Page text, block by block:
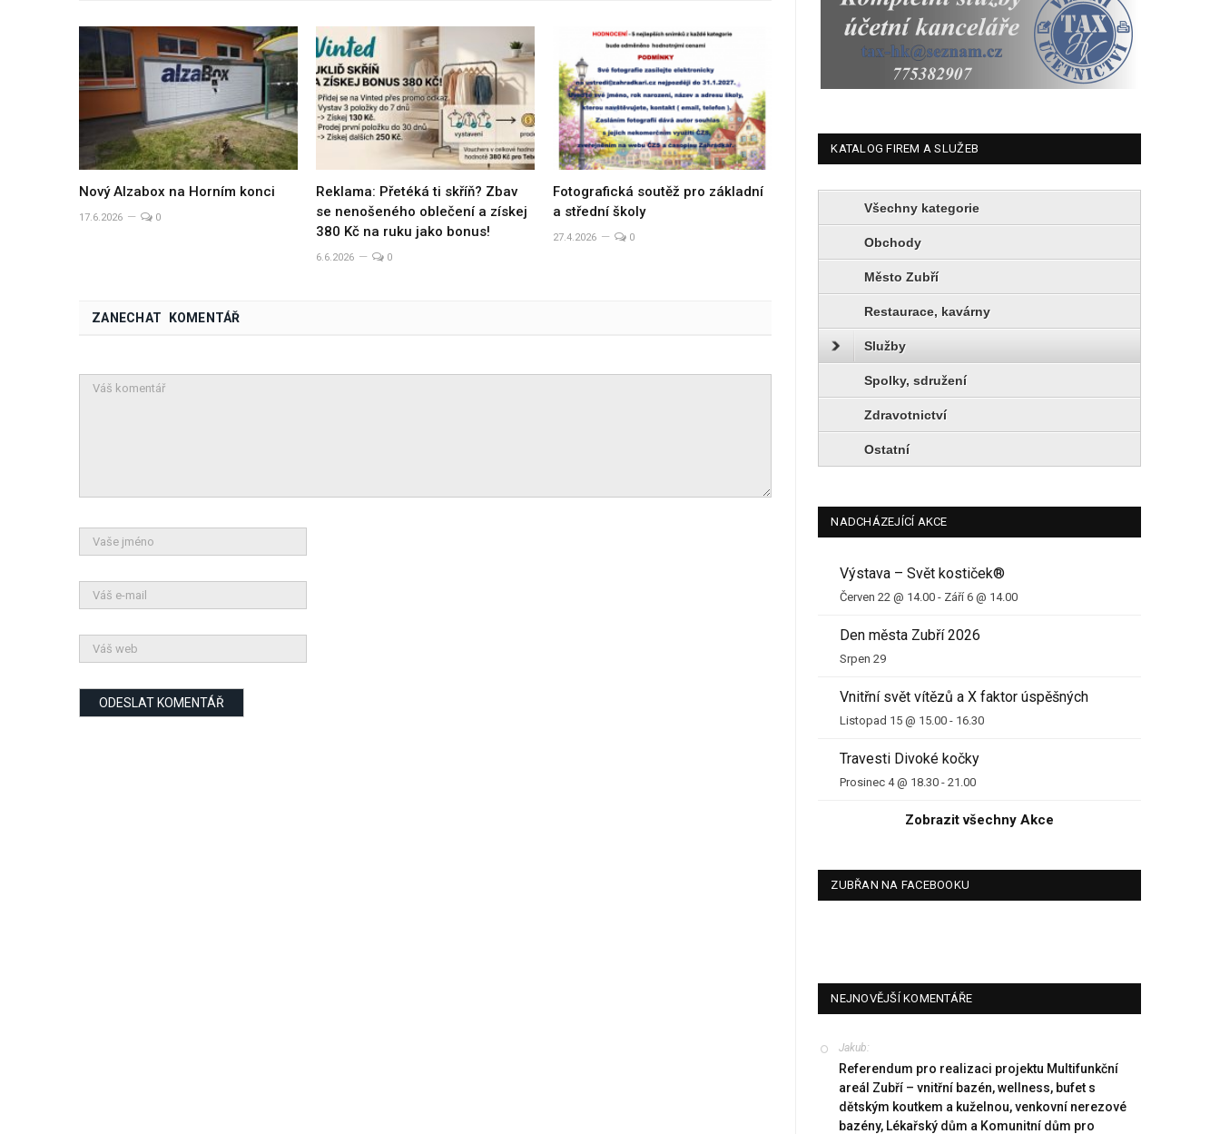
Nový Alzabox na Horním konci
17.6.2026 0
Reklama: Přetéká ti skříň? Zbav
se nenošeného oblečení a získej
380 Kč na ruku jako bonus!
6.6.2026 0
Fotografická soutěž pro základní
a střední školy
27.4.2026 0
ZANECHAT KOMENTÁŘ
KATALOG FIREM A SLUŽEB
Všechny kategorie
Obchody
Město Zubří
Restaurace, kavárny
Služby
Spolky, sdružení
Zdravotnictví
Ostatní
NADCHÁZEJÍCÍ AKCE
Výstava – Svět kostiček®
Červen 22 @ 14.00 - Září 6 @ 14.00
Den města Zubří 2026
Srpen 29
Vnitřní svět vítězů a X faktor úspěšných
Listopad 15 @ 15.00 - 16.30
Travesti Divoké kočky
Prosinec 4 @ 18.30 -21.00
Zobrazit všechny Akce
ZUBŘAN NA FACEBOOKU
NEJNOVĚJŠÍ KOMENTÁŘE
Jakub:
Referendum pro realizaci projektu Multifunkční
areál Zubří – vnitřní bazén, wellness, bufet s
dětským koutkem a kuželnou, venkovní nerezové
bazény, Lékařský dům a Komunitní dům pro